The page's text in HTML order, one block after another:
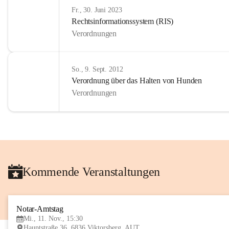
Fr., 30. Juni 2023
Rechtsinformationssystem (RIS)
Verordnungen
So., 9. Sept. 2012
Verordnung über das Halten von Hunden
Verordnungen
Kommende Veranstaltungen
Notar-Amtstag
Mi., 11. Nov., 15:30